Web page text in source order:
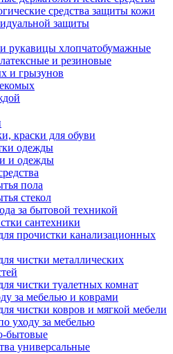
средства защиты кожи
защиты
рукавицы хлопчатобумажные
и резиновые
и грызунов
краски для обуви
одежды
и одежды
пола
стекол
за бытовой техникой
сантехники
прочистки канализационных
чистки металлических
чистки туалетных комнат
за мебелью и коврами
чистки ковров и мягкой мебели
уходу за мебелью
бытовые
универсальные